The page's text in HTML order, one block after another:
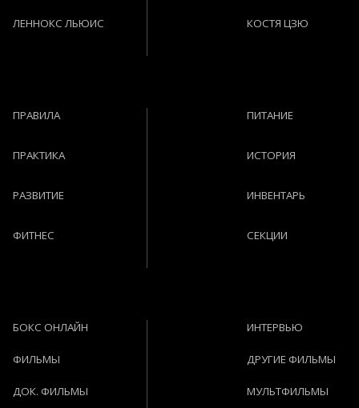
ЛЕННОКС ЛЬЮИС КОСТЯ ЦЗЮ
ПРАВИЛА
ПРАКТИКА
РАЗВИТИЕ
ФИТНЕС
ПИТАНИЕ
ИСТОРИЯ
ИНВЕНТАРЬ
СЕКЦИИ
БОКС ОНЛАЙН
ФИЛЬМЫ
ДОК. ФИЛЬМЫ
ИНТЕРВЬЮ
ДРУГИЕ ФИЛЬМЫ
МУЛЬТФИЛЬМЫ